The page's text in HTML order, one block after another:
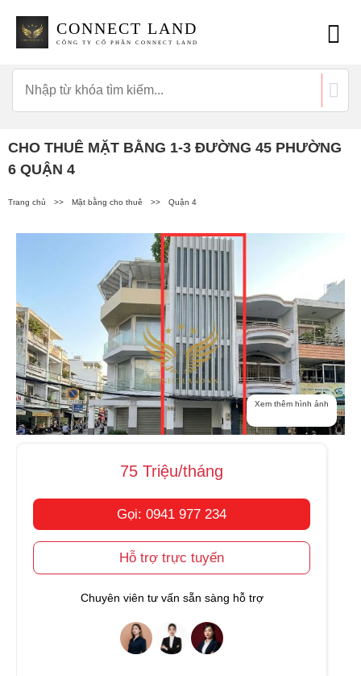
CONNECT LAND
CÔNG TY CỔ PHẦN CONNECT LAND
CHO THUÊ MẶT BẰNG 1-3 ĐƯỜNG 45 PHƯỜNG
6 QUẬN 4
Trang chủ >> Mặt bằng cho thuê >> Quận 4
Xem thêm hình ảnh
75 Triệu/tháng
Gọi: 0941 977 234
Hỗ trợ trực tuyến
Chuyên viên tư vấn sẵn sàng hỗ trợ